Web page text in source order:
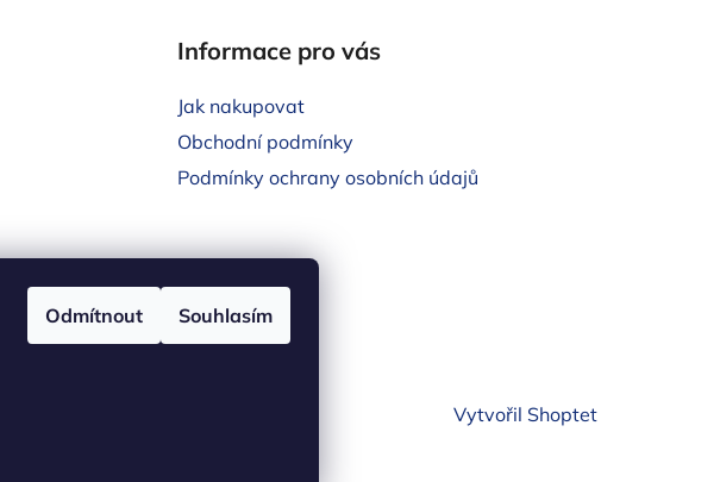
Odmítnout Souhlasím
Informace pro vás
Jak nakupovat
Obchodní podmínky
Podmínky ochrany osobních údajů
Vytvořil Shoptet